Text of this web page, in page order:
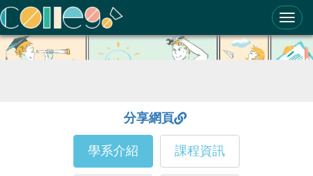
分享網頁
學系介紹 課程資訊